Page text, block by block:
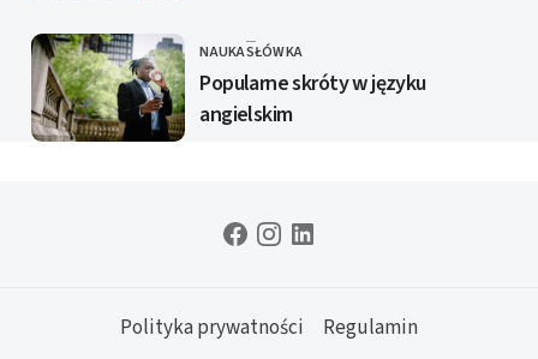
KATEGORIE
NAUKASŁÓWKA
Popularne skróty w języku
angielskim
Polityka prywatności Regulamin